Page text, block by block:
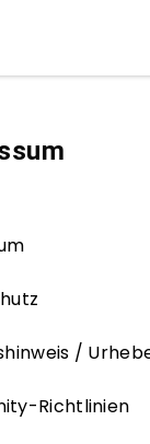
/
Richtlinien